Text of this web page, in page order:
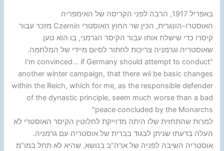
באפריל 1917, הרבה לפני הקריסה של האימפריה
האוסטרו-הונגרית, הכין שר החוץ האוסטרי Czernin מזכר עבור
קיסרו כדי שישלח אותו עבור הקיסר הגרמני, בו הוא טען
שאוסטריה וגרמניה צריכות לחתור לסיום מיידי של המלחמה.
"I'm convinced… if Germany should attempt to conduct
another winter campaign, that there wii be basic changes
within the Reich, which for me, as the responsible defender
of the dynastic principle, seem much worse than a bad
peace concluded by the Monarchs"
למרות שהתחזית שלו היתה מדוייקת לחלוטין הקיסר האוסטרי לא
העלה בדעתו שניתן לבגוד בברית של אוסטריה עם גרמניה.
אוסטריה השיבה לפניה של ארה"ב בנושא, שהיא לא תחל במו"מ